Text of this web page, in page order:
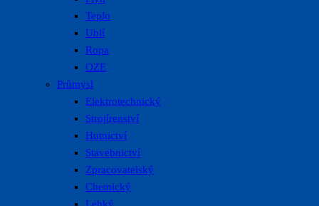
Teplo
Uhlí
Ropa
OZE
Průmysl
Elektrotechnický
Strojírenství
Hutnictví
Stavebnictví
Zpracovatelský
Chemický